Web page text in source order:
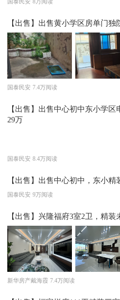
国泰民安 8万阅读
【出售】出售黄小学区房单门独
国泰民安 7.4万阅读
【出售】出售中心初中东小学区
29万
国泰民安 8.4万阅读
【出售】出售中心初中，东小精
国泰民安 9万阅读
【出售】兴隆福府3室2卫，精装
新华房产戴海霞 7.4万阅读